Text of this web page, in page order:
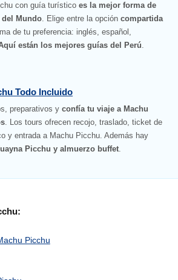
con guía turístico es la mejor forma de
Mundo. Elige entre la opcióncompartida
de tu preferencia: inglés, español,
están los mejores guías del Perú.
Todo Incluido
preparativos yconfía tu viaje a Machu
. Los tours ofrecen recojo, traslado, ticket de
y entrada a Machu Picchu. Además hay
Picchu y almuerzo buffet.
Picchu